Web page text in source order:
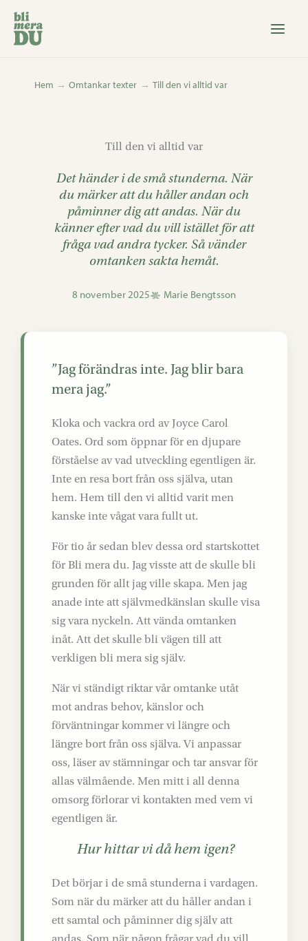
Hoppa
innehåll
Hem Omtankar texter Till den vi alltid var
Till den vi alltid var
Det händer i de små stunderna. När
du märker att du håller andan och
påminner dig att andas. När du
känner efter vad du vill istället för att
fråga vad andra tycker. Så vänder
omtanken sakta hemåt.
8 november 2025 Marie Bengtsson
”Jag förändras inte. Jag blir bara
mera jag.”
Kloka och vackra ord av Joyce Carol
Oates. Ord som öppnar för en djupare
förståelse av vad utveckling egentligen är.
Inte en resa bort från oss själva, utan
hem. Hem till den vi alltid varit men
kanske inte vågat vara fullt ut.
För tio år sedan blev dessa ord startskottet
för Bli mera du. Jag visste att de skulle bli
grunden för allt jag ville skapa. Men jag
anade inte att självmedkänslan skulle visa
sig vara nyckeln. Att vända omtanken
inåt. Att det skulle bli vägen till att
verkligen bli mera sig själv.
När vi ständigt riktar vår omtanke utåt
mot andras behov, känslor och
förväntningar kommer vi längre och
längre bort från oss själva. Vi anpassar
oss, läser av stämningar och tar ansvar för
allas välmående. Men mitt i all denna
omsorg förlorar vi kontakten med vem vi
egentligen är.
Hur hittar vi då hem igen?
Det börjar i de små stunderna i vardagen.
Som när du märker att du håller andan i
ett samtal och påminner dig själv att